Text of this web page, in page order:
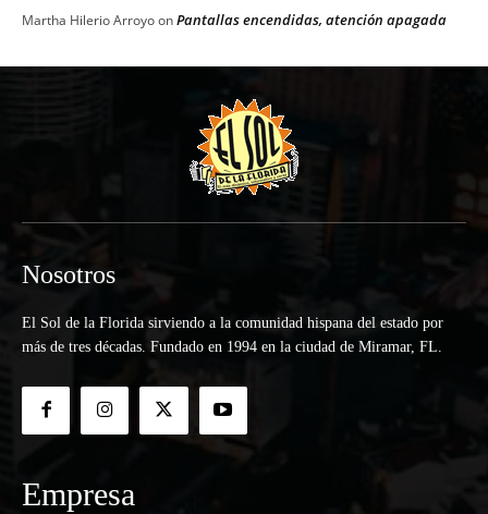
Martha Hilerio ArroyoonPantallas encendidas, atención apagada
Nosotros
El Sol de la Florida sirviendo a la comunidad hispana del estado por
más de tres décadas. Fundado en 1994 en la ciudad de Miramar, FL.
Empresa